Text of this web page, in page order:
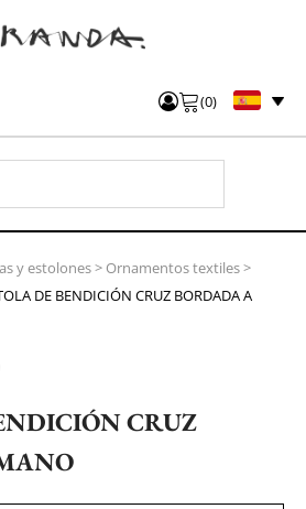
(0)
y estolones> Ornamentos textiles>
DE BENDICIÓN CRUZ BORDADA A
CRUZ